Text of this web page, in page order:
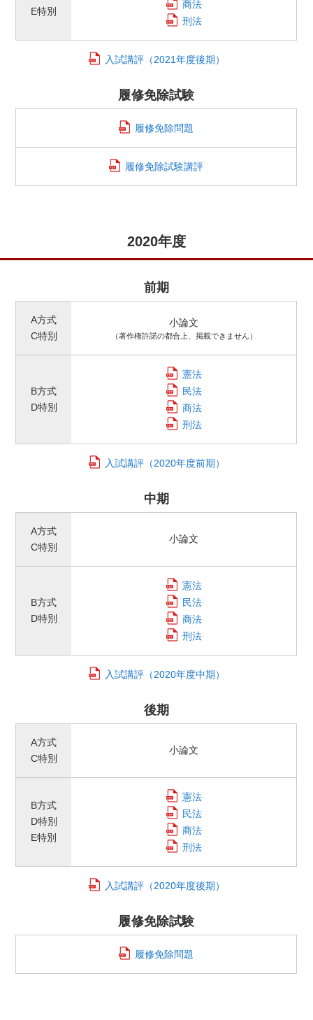
E特別
商法
刑法
入試講評（2021年度後期）
履修免除試験
履修免除問題
履修免除試験講評
2020年度
前期
A方式
C特別
小論文
（著作権許諾の都合上、掲載できません）
B方式
D特別
憲法
民法
商法
刑法
入試講評（2020年度前期）
中期
A方式
C特別
小論文
B方式
D特別
憲法
民法
商法
刑法
入試講評（2020年度中期）
後期
A方式
C特別
小論文
B方式
D特別
E特別
憲法
民法
商法
刑法
入試講評（2020年度後期）
履修免除試験
履修免除問題